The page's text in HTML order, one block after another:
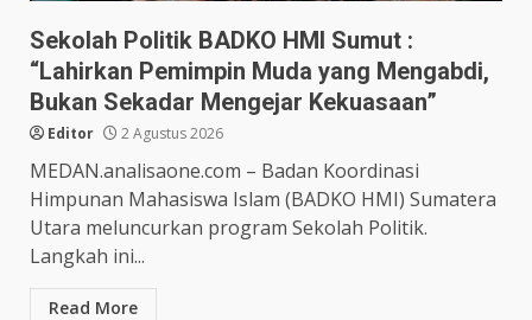
Sekolah Politik BADKO HMI Sumut :
“Lahirkan Pemimpin Muda yang Mengabdi,
Bukan Sekadar Mengejar Kekuasaan”
Editor 2 Agustus 2026
MEDAN.analisaone.com – Badan Koordinasi
Himpunan Mahasiswa Islam (BADKO HMI) Sumatera
Utara meluncurkan program Sekolah Politik.
Langkah ini...
Read More